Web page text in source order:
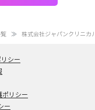
株式会社ジャパンクリニカ
シー
ポリシー
ー